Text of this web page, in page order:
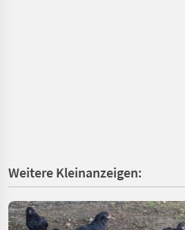
Weitere Kleinanzeigen: